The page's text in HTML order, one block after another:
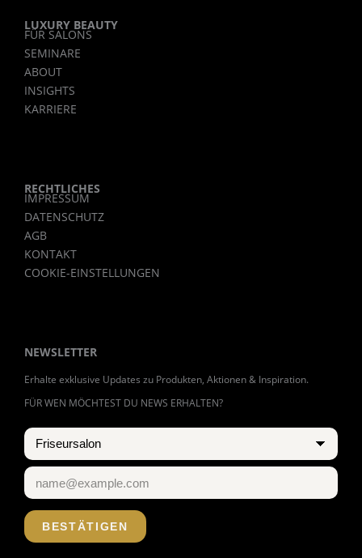
LUXURY BEAUTY
FÜR SALONS
SEMINARE
ABOUT
INSIGHTS
KARRIERE
RECHTLICHES
IMPRESSUM
DATENSCHUTZ
AGB
KONTAKT
COOKIE-EINSTELLUNGEN
NEWSLETTER
Erhalte exklusive Updates zu Produkten, Aktionen & Inspiration.
FÜR WEN MÖCHTEST DU NEWS ERHALTEN?
BESTÄTIGEN